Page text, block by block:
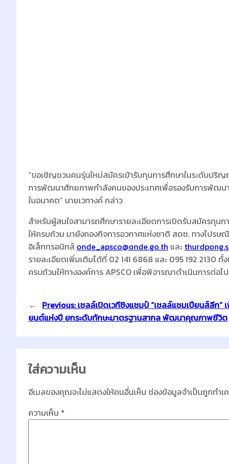
“ขอเชิญชวนคนรุ่นใหม่สมัครเข้ารับทุนการศึกษาในระดับปริ
การพัฒนาศักยภาพกำลังคนของประเทศเพื่อรองรับการพัฒ
ในอนาคต” นายเวทางค์ กล่าว
สำหรับผู้สนใจสามารถศึกษารายละเอียดการเปิดรับสมัครทุน
ให้ครบถ้วน มายังกองกิจการอวกาศแห่งชาติ สดช. ทางไปรษ
อิเล็กทรอนิกส์ onde_apsco@onde.go.th และ
รายละเอียดเพิ่มเติมได้ที่ 02 141 6868 และ 095 192
ครบถ้วนให้ทางองค์การ APSCO เพื่อพิจารณาดำเนินการต่อไป
← Previous: เชลล์เปิดเวทีชิงแชมป์ “เชลล์แชมเปียนส์ลีก”
ยนต์แห่งปี ยกระดับทักษะมาตรฐานสากล พัฒนาคุณภาพชีวิต
ใส่ความเห็น
อีเมลของคุณจะไม่แสดงให้คนอื่นเห็น ช่องข้อมูลจำเป็นถูกทำเ
ความเห็น *